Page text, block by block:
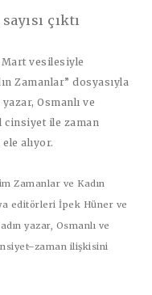
çıktı
vesilesiyle
Zamanlar” dosyasıyla
Osmanlı ve
cinsiyet ile zaman
alıyor.
Zamanlar ve Kadın
editörleri İpek Hüner ve
yazar, Osmanlı ve
ilişkisini